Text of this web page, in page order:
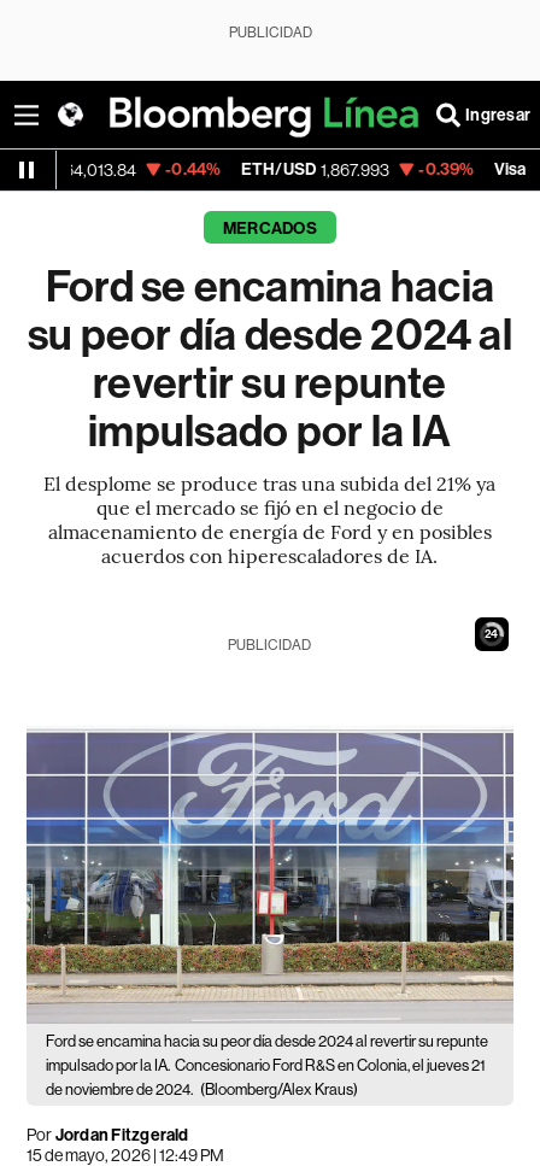
PUBLICIDAD
Ingresar
-0.44% ETH/USD 1,867.993 -0.39% Visa 369.59
MERCADOS
Ford se encamina hacia
su peor día desde 2024 al
revertir su repunte
impulsado por la IA
El desplome se produce tras una subida del 21% ya
que el mercado se fijó en el negocio de
almacenamiento de energía de Ford y en posibles
acuerdos con hiperescaladores de IA.
23
PUBLICIDAD
Ford se encamina hacia su peor día desde 2024 al revertir su repunte
impulsado por la IA. Concesionario Ford R&S en Colonia, el jueves 21
de noviembre de 2024. (Bloomberg/Alex Kraus)
PorJordan Fitzgerald
15 de mayo, 2026 | 12:49 PM